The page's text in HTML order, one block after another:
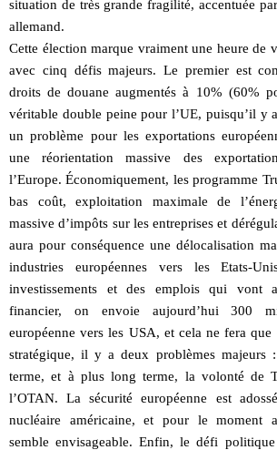
situation de très grande fragilité, accentuée
allemand.
Cette élection marque vraiment une heure de
avec cinq défis majeurs. Le premier est
droits de douane augmentés à 10% (60%
véritable double peine pour l’UE, puisqu’il y
un problème pour les exportations
une réorientation massive des
l’Europe. Économiquement, les programme
bas coût, exploitation maximale de
massive d’impôts sur les entreprises et
aura pour conséquence une délocalisation
industries européennes vers les Etats-
investissements et des emplois qui vont
financier, on envoie aujourd’hui 300
européenne vers les USA, et cela ne fera
stratégique, il y a deux problèmes majeurs
terme, et à plus long terme, la volonté de
l’OTAN. La sécurité européenne est
nucléaire américaine, et pour le moment
semble envisageable. Enfin, le défi